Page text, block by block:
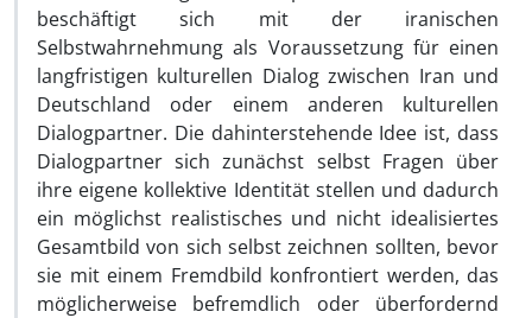
beschäftigt sich mit der iranischen
Selbstwahrnehmung als Voraussetzung für einen
langfristigen kulturellen Dialog zwischen Iran und
Deutschland oder einem anderen kulturellen
Dialogpartner. Die dahinterstehende Idee ist, dass
Dialogpartner sich zunächst selbst Fragen über
ihre eigene kollektive Identität stellen und dadurch
ein möglichst realistisches und nicht idealisiertes
Gesamtbild von sich selbst zeichnen sollten, bevor
sie mit einem Fremdbild konfrontiert werden, das
möglicherweise befremdlich oder überfordernd